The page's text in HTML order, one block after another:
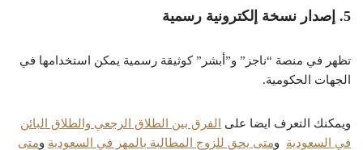
5. إصدار نسخة إلكترونية رسمية
تظهر في منصة “ناجز” و”أبشر” كوثيقة رسمية يمكن استخدامها في
الجهات الحكومية.
ويمكنك التعرف ايضا على
الفرق بين الطلاق الرجعي والطلاق البائن
في السعودية ومتى يحق للزوج المطالبة بالمهر في السعودية ومتى